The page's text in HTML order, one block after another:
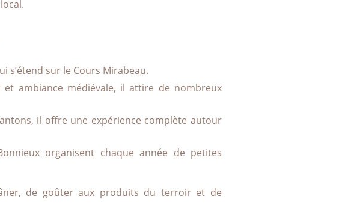
s’étend sur le Cours Mirabeau.
ambiance médiévale, il attire de nombreux
il offre une expérience complète autour
organisent chaque année de petites
de goûter aux produits du terroir et de